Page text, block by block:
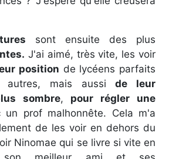
sont ensuite des plus
J'ai aimé, très vite, les voir
position de lycéens parfaits
autres, mais ausside leur
sombre, pour régler une
un prof malhonnête. Cela m'a
de les voir en dehors du
Ninomae qui se livre si vite en